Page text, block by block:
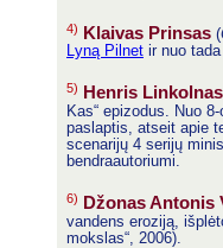
4) Klaivas Prinsas (
Lyną Pilnet ir nuo
5) Henris Linkolnas
Kas“ epizodus. Nuo
paslaptis, atseit apie
scenarijų 4 serijų
bendraautoriumi.
6) Džonas Antonis
vandens eroziją,
mokslas“, 2006).